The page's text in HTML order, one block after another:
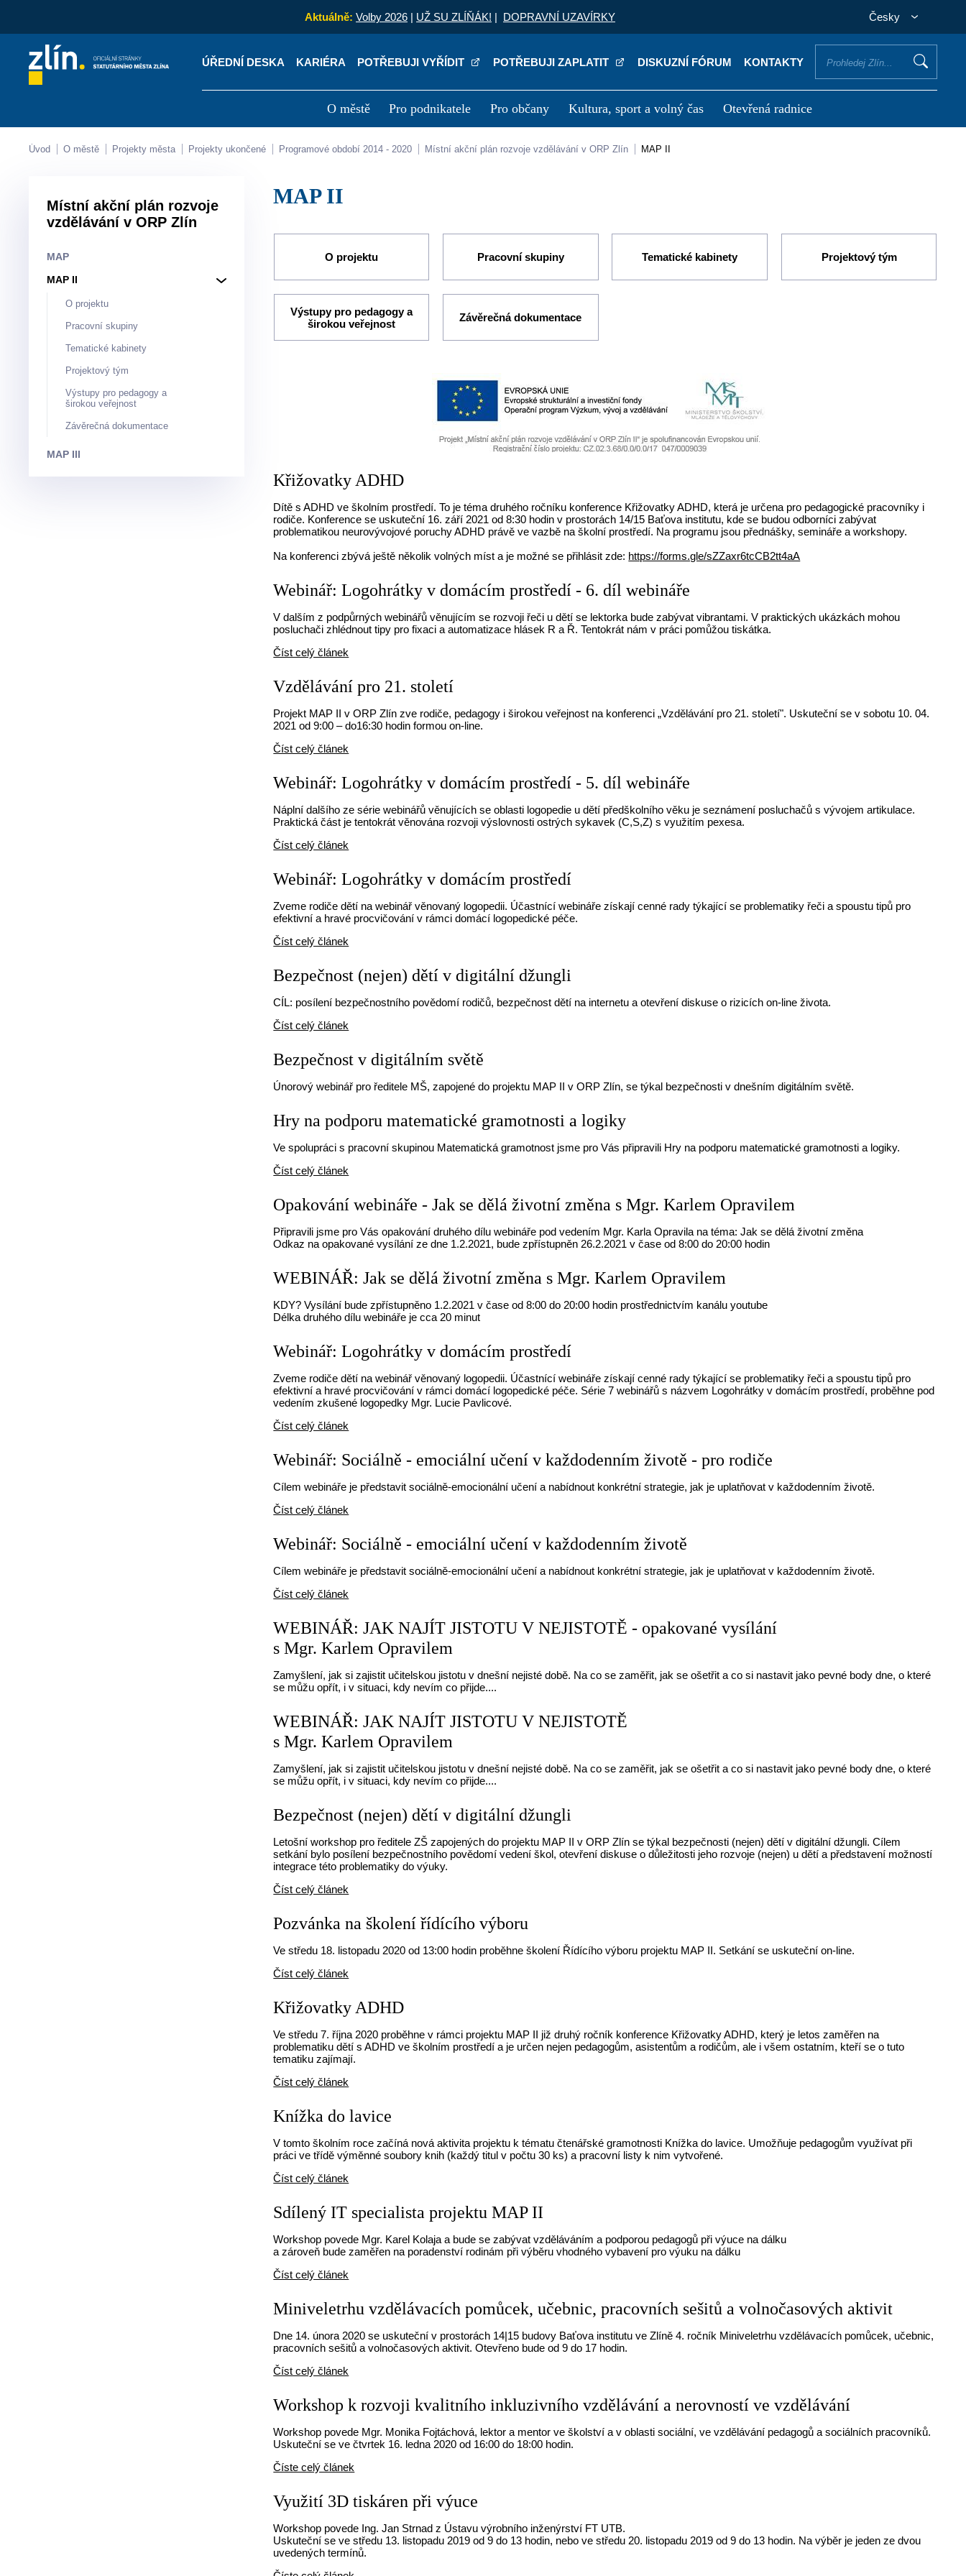
Aktuálně: Volby 2026 | UŽ SU ZLÍŇÁK! | DOPRAVNÍ UZAVÍRKY Česky
ÚŘEDNÍ DESKA KARIÉRA POTŘEBUJI VYŘÍDIT POTŘEBUJI ZAPLATIT DISKUZNÍ FÓRUM KONTAKTY
O městě Pro podnikatele Pro občany Kultura, sport a volný čas Otevřená radnice
Kontakty Úřední deska Kariéra Potřebuji vyřídit
Úvod O městě Projekty města Projekty ukončené Programové období 2014 - 2020 Místní akční plán rozvoje vzdělávání v ORP Zlín MAP II
Místní akční plán rozvoje
vzdělávání v ORP Zlín
MAP
MAP II
O projektu
Pracovní skupiny
Tematické kabinety
Projektový tým
Výstupy pro pedagogy a
širokou veřejnost
Závěrečná dokumentace
MAP III
MAP II
O projektu Pracovní skupiny Tematické kabinety Projektový tým
Výstupy pro pedagogy a
širokou veřejnost
Závěrečná dokumentace
Křižovatky ADHD
Dítě s ADHD ve školním prostředí. To je téma druhého ročníku konference Křižovatky ADHD, která je určena pro pedagogické pracovníky i
rodiče. Konference se uskuteční 16. září 2021 od 8:30 hodin v prostorách 14/15 Baťova institutu, kde se budou odborníci zabývat
problematikou neurovývojové poruchy ADHD právě ve vazbě na školní prostředí. Na programu jsou přednášky, semináře a workshopy.
Na konferenci zbývá ještě několik volných míst a je možné se přihlásit zde: https://forms.gle/sZZaxr6tcCB2tt4aA
Webinář: Logohrátky v domácím prostředí - 6. díl webináře
V dalším z podpůrných webinářů věnujícím se rozvoji řeči u dětí se lektorka bude zabývat vibrantami. V praktických ukázkách mohou
posluchači zhlédnout tipy pro fixaci a automatizace hlásek R a Ř. Tentokrát nám v práci pomůžou tiskátka.
Číst celý článek
Vzdělávání pro 21. století
Projekt MAP II v ORP Zlín zve rodiče, pedagogy i širokou veřejnost na konferenci „Vzdělávání pro 21. století". Uskuteční se v sobotu 10. 04.
2021 od 9:00 – do16:30 hodin formou on-line.
Číst celý článek
Webinář: Logohrátky v domácím prostředí - 5. díl webináře
Náplní dalšího ze série webinářů věnujících se oblasti logopedie u dětí předškolního věku je seznámení posluchačů s vývojem artikulace.
Praktická část je tentokrát věnována rozvoji výslovnosti ostrých sykavek (C,S,Z) s využitím pexesa.
Číst celý článek
Webinář: Logohrátky v domácím prostředí
Zveme rodiče dětí na webinář věnovaný logopedii. Účastnící webináře získají cenné rady týkající se problematiky řeči a spoustu tipů pro
efektivní a hravé procvičování v rámci domácí logopedické péče.
Číst celý článek
Bezpečnost (nejen) dětí v digitální džungli
CÍL: posílení bezpečnostního povědomí rodičů, bezpečnost dětí na internetu a otevření diskuse o rizicích on-line života.
Číst celý článek
Bezpečnost v digitálním světě
Únorový webinář pro ředitele MŠ, zapojené do projektu MAP II v ORP Zlín, se týkal bezpečnosti v dnešním digitálním světě.
Hry na podporu matematické gramotnosti a logiky
Ve spolupráci s pracovní skupinou Matematická gramotnost jsme pro Vás připravili Hry na podporu matematické gramotnosti a logiky.
Číst celý článek
Opakování webináře - Jak se dělá životní změna s Mgr. Karlem Opravilem
Připravili jsme pro Vás opakování druhého dílu webináře pod vedením Mgr. Karla Opravila na téma: Jak se dělá životní změna
Odkaz na opakované vysílání ze dne 1.2.2021, bude zpřístupněn 26.2.2021 v čase od 8:00 do 20:00 hodin
WEBINÁŘ: Jak se dělá životní změna s Mgr. Karlem Opravilem
KDY? Vysílání bude zpřístupněno 1.2.2021 v čase od 8:00 do 20:00 hodin prostřednictvím kanálu youtube
Délka druhého dílu webináře je cca 20 minut
Webinář: Logohrátky v domácím prostředí
Zveme rodiče dětí na webinář věnovaný logopedii. Účastnící webináře získají cenné rady týkající se problematiky řeči a spoustu tipů pro
efektivní a hravé procvičování v rámci domácí logopedické péče. Série 7 webinářů s názvem Logohrátky v domácím prostředí, proběhne pod
vedením zkušené logopedky Mgr. Lucie Pavlicové.
Číst celý článek
Webinář: Sociálně - emociální učení v každodenním životě - pro rodiče
Cílem webináře je představit sociálně-emocionální učení a nabídnout konkrétní strategie, jak je uplatňovat v každodenním životě.
Číst celý článek
Webinář: Sociálně - emociální učení v každodenním životě
Cílem webináře je představit sociálně-emocionální učení a nabídnout konkrétní strategie, jak je uplatňovat v každodenním životě.
Číst celý článek
WEBINÁŘ: JAK NAJÍT JISTOTU V NEJISTOTĚ - opakované vysílání
s Mgr. Karlem Opravilem
Zamyšlení, jak si zajistit učitelskou jistotu v dnešní nejisté době. Na co se zaměřit, jak se ošetřit a co si nastavit jako pevné body dne, o které
se můžu opřít, i v situaci, kdy nevím co přijde....
WEBINÁŘ: JAK NAJÍT JISTOTU V NEJISTOTĚ
s Mgr. Karlem Opravilem
Zamyšlení, jak si zajistit učitelskou jistotu v dnešní nejisté době. Na co se zaměřit, jak se ošetřit a co si nastavit jako pevné body dne, o které
se můžu opřít, i v situaci, kdy nevím co přijde....
Bezpečnost (nejen) dětí v digitální džungli
Letošní workshop pro ředitele ZŠ zapojených do projektu MAP II v ORP Zlín se týkal bezpečnosti (nejen) dětí v digitální džungli. Cílem
setkání bylo posílení bezpečnostního povědomí vedení škol, otevření diskuse o důležitosti jeho rozvoje (nejen) u dětí a představení možností
integrace této problematiky do výuky.
Číst celý článek
Pozvánka na školení řídícího výboru
Ve středu 18. listopadu 2020 od 13:00 hodin proběhne školení Řídícího výboru projektu MAP II. Setkání se uskuteční on-line.
Číst celý článek
Křižovatky ADHD
Ve středu 7. října 2020 proběhne v rámci projektu MAP II již druhý ročník konference Křižovatky ADHD, který je letos zaměřen na
problematiku dětí s ADHD ve školním prostředí a je určen nejen pedagogům, asistentům a rodičům, ale i všem ostatním, kteří se o tuto
tematiku zajímají.
Číst celý článek
Knížka do lavice
V tomto školním roce začíná nová aktivita projektu k tématu čtenářské gramotnosti Knížka do lavice. Umožňuje pedagogům využívat při
práci ve třídě výměnné soubory knih (každý titul v počtu 30 ks) a pracovní listy k nim vytvořené.
Číst celý článek
Sdílený IT specialista projektu MAP II
Workshop povede Mgr. Karel Kolaja a bude se zabývat vzděláváním a podporou pedagogů při výuce na dálku
a zároveň bude zaměřen na poradenství rodinám při výběru vhodného vybavení pro výuku na dálku
Číst celý článek
Miniveletrhu vzdělávacích pomůcek, učebnic, pracovních sešitů a volnočasových aktivit
Dne 14. února 2020 se uskuteční v prostorách 14|15 budovy Baťova institutu ve Zlíně 4. ročník Miniveletrhu vzdělávacích pomůcek, učebnic,
pracovních sešitů a volnočasových aktivit. Otevřeno bude od 9 do 17 hodin.
Číst celý článek
Workshop k rozvoji kvalitního inkluzivního vzdělávání a nerovností ve vzdělávání
Workshop povede Mgr. Monika Fojtáchová, lektor a mentor ve školství a v oblasti sociální, ve vzdělávání pedagogů a sociálních pracovníků.
Uskuteční se ve čtvrtek 16. ledna 2020 od 16:00 do 18:00 hodin.
Číste celý článek
Využití 3D tiskáren při výuce
Workshop povede Ing. Jan Strnad z Ústavu výrobního inženýrství FT UTB.
Uskuteční se ve středu 13. listopadu 2019 od 9 do 13 hodin, nebo ve středu 20. listopadu 2019 od 9 do 13 hodin. Na výběr je jeden ze dvou
uvedených termínů.